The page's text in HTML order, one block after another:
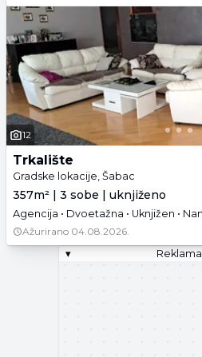
12
Trkalište
Gradske lokacije, Šabac
357m² | 3 sobe | uknjiženo
Ažurirano 04.08.2026.
▾
Reklama